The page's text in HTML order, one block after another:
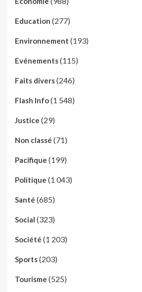
Education (277)
Environnement (193)
Evénements(115)
Faits divers(246)
Flash Info(1 548)
Justice (29)
Non classé (71)
Pacifique (199)
Politique (1 043)
Santé (685)
Social (323)
Société (1 203)
Sports(203)
Tourisme (525)